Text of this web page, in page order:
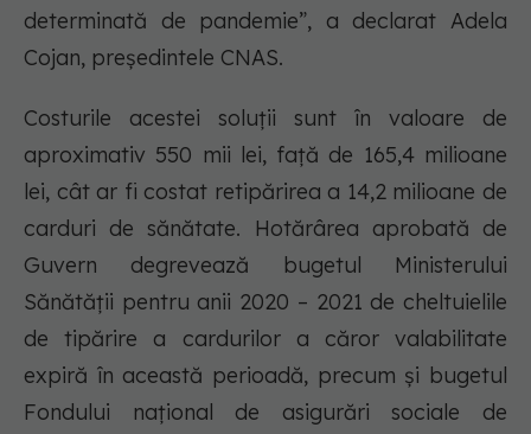
determinată de pandemie”, a declarat Adela
Cojan, președintele CNAS.
Costurile acestei soluții sunt în valoare de
aproximativ 550 mii lei, față de 165,4 milioane
lei, cât ar fi costat retipărirea a 14,2 milioane de
carduri de sănătate. Hotărârea aprobată de
Guvern degrevează bugetul Ministerului
Sănătății pentru anii 2020 – 2021 de cheltuielile
de tipărire a cardurilor a căror valabilitate
expiră în această perioadă, precum și bugetul
Fondului național de asigurări sociale de